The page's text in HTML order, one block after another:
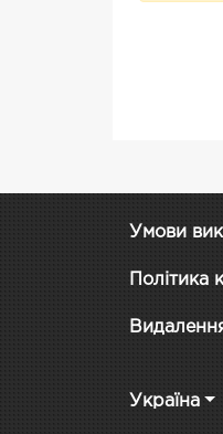
Умови
Політика
Україна